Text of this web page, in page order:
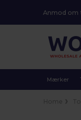
Anmod om
Mærker